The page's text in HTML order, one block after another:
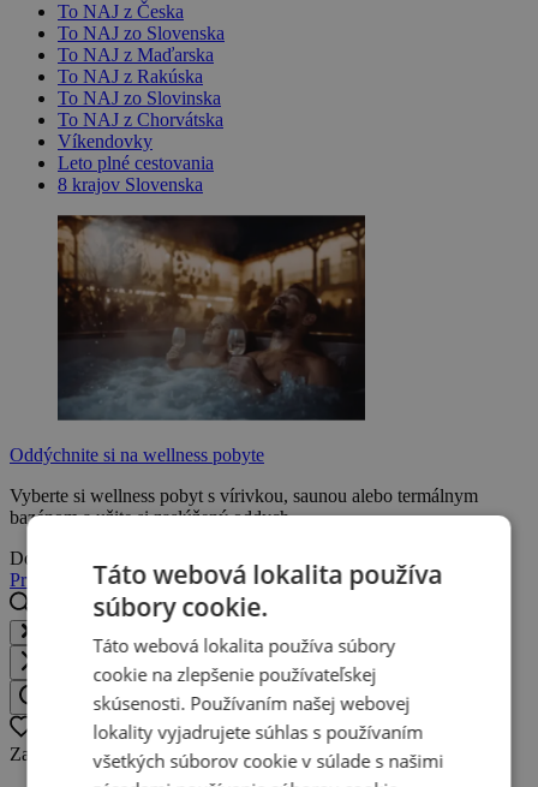
To NAJ z Česka
To NAJ zo Slovenska
To NAJ z Maďarska
To NAJ z Rakúska
To NAJ zo Slovinska
To NAJ z Chorvátska
Víkendovky
Leto plné cestovania
8 krajov Slovenska
Oddýchnite si na wellness pobyte
Vyberte si wellness pobyt s vírivkou, saunou alebo termálnym
bazénom a užite si zaslúžený oddych.
Doprajte si oddych
Prihláste sa
Registrujte sa
Zavrieť
Hľadaj destináciu, hotel, zážitok
Oblíbené 0
Zatiaľ nemáte žiadne obľúbené ponuky.
Táto webová lokalita používa
súbory cookie.
Táto webová lokalita používa súbory
cookie na zlepšenie používateľskej
skúsenosti. Používaním našej webovej
lokality vyjadrujete súhlas s používaním
všetkých súborov cookie v súlade s našimi